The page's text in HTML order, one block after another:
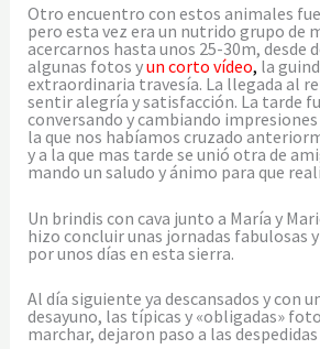
Otro encuentro con estos animales
pero esta vez era un nutrido grupo de
acercarnos hasta unos 25-30m, desde
algunas fotos yun corto vídeo,la
extraordinaria travesía. La llegada al
sentir alegría y satisfacción. La tarde
conversando y cambiando
la que nos habíamos cruzado
y a la que mas tarde se unió otra de
mando un saludo y ánimo para que
Un brindis con cava junto a María y
hizo concluir unas jornadas fabulosas
por unos días en esta sierra.
Al día siguiente ya descansados y con
desayuno, las típicas y «obligadas»
marchar, dejaron paso a las